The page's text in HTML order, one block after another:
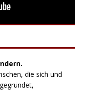
die sich und